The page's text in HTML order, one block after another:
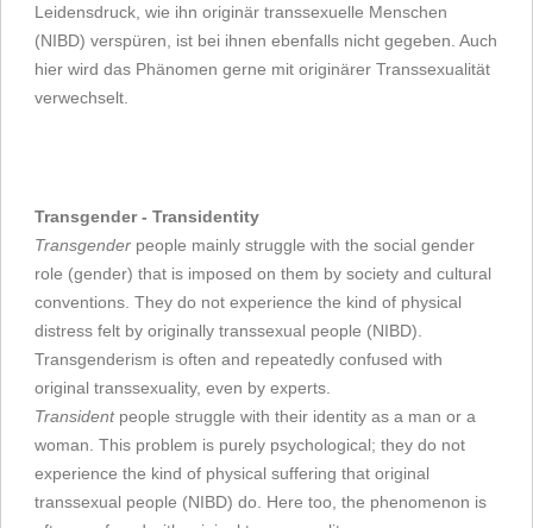
Leidensdruck, wie ihn originär transsexuelle Menschen
(NIBD) verspüren, ist bei ihnen ebenfalls nicht gegeben. Auch
hier wird das Phänomen gerne mit originärer Transsexualität
verwechselt.
Transgender - Transidentity
Transgender people mainly struggle with the social gender
role (gender) that is imposed on them by society and cultural
conventions. They do not experience the kind of physical
distress felt by originally transsexual people (NIBD).
Transgenderism is often and repeatedly confused with
original transsexuality, even by experts.
Transidentpeople struggle with their identity as a man or a
woman. This problem is purely psychological; they do not
experience the kind of physical suffering that original
transsexual people (NIBD) do. Here too, the phenomenon is